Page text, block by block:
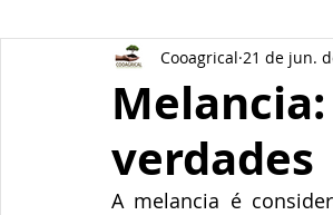
verdades
Cooagrical 21 de jun.
A melancia é